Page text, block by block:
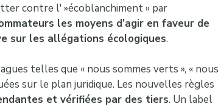
contre l' »écoblanchiment » par
les moyens d’agir en faveur de
sur les allégations écologiques.
telles que « nous sommes verts », « nous
sur le plan juridique. Les nouvelles règles
et vérifiées par des tiers. Un label